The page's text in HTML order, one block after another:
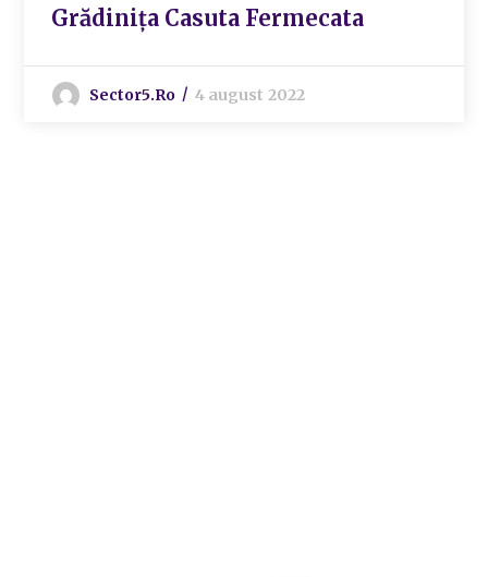
Grădinița Casuta Fermecata
Sector5.ro 4 august 2022